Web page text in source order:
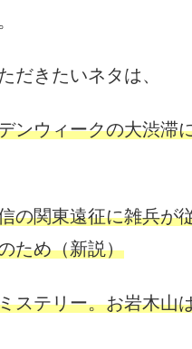
だきたいネタは、
ンウィークの大渋滞
の関東遠征に雑兵が
ため（新説）
ステリー。お岩木山